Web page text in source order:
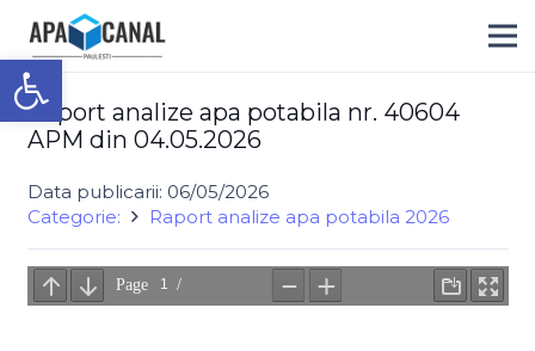
Deschide bara de unelte
Raport analize apa potabila nr. 40604
APM din 04.05.2026
Data publicarii: 06/05/2026
Categorie:
Raport analize apa potabila 2026